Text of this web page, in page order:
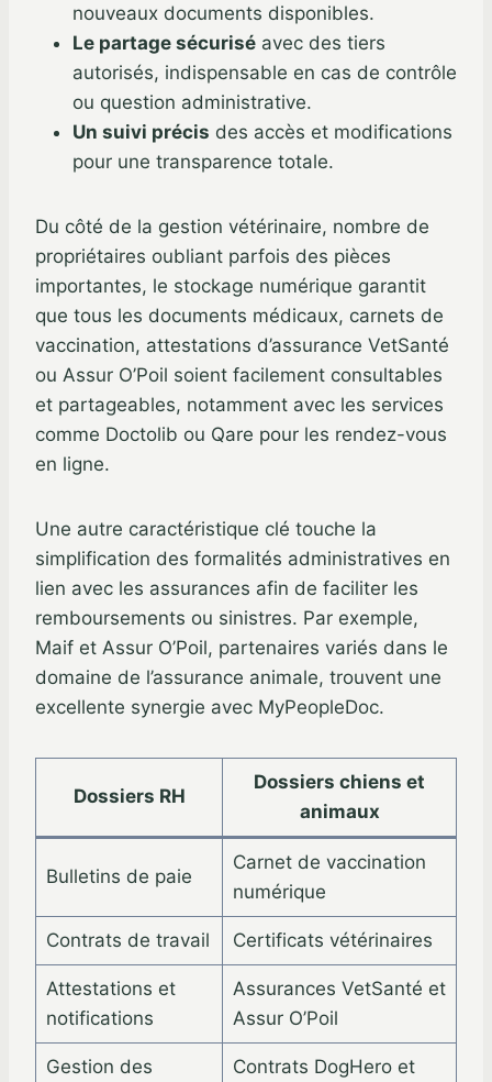
nouveaux documents disponibles.
Le partage sécurisé avec des tiers
autorisés, indispensable en cas de contrôle
ou question administrative.
Un suivi précis des accès et modifications
pour une transparence totale.
Du côté de la gestion vétérinaire, nombre de
propriétaires oubliant parfois des pièces
importantes, le stockage numérique garantit
que tous les documents médicaux, carnets de
vaccination, attestations d’assurance VetSanté
ou Assur O’Poil soient facilement consultables
et partageables, notamment avec les services
comme Doctolib ou Qare pour les rendez-vous
en ligne.
Une autre caractéristique clé touche la
simplification des formalités administratives en
lien avec les assurances afin de faciliter les
remboursements ou sinistres. Par exemple,
Maif et Assur O’Poil, partenaires variés dans le
domaine de l’assurance animale, trouvent une
excellente synergie avec MyPeopleDoc.
Dossiers RH
Dossiers chiens et
animaux
Bulletins de paie
Carnet de vaccination
numérique
Contrats de travail Certificats vétérinaires
Attestations et
notifications
Assurances VetSanté et
Assur O’Poil
Gestion des
Contrats DogHero et